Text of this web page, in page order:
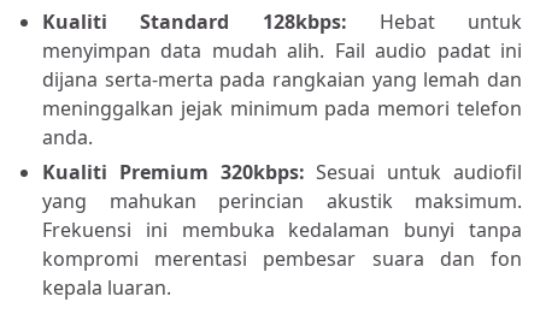
Kualiti Standard 128kbps: Hebat untuk
menyimpan data mudah alih. Fail audio padat ini
dijana serta-merta pada rangkaian yang lemah dan
meninggalkan jejak minimum pada memori telefon
anda.
Kualiti Premium 320kbps:Sesuai untuk audiofil
yang mahukan perincian akustik maksimum.
Frekuensi ini membuka kedalaman bunyi tanpa
kompromi merentasi pembesar suara dan fon
kepala luaran.